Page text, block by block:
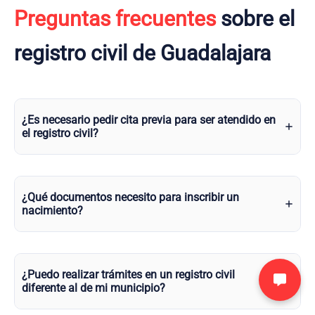
Preguntas frecuentessobre el
registro civil de Guadalajara
¿Es necesario pedir cita previa para ser atendido en
el registro civil?
¿Qué documentos necesito para inscribir un
nacimiento?
¿Puedo realizar trámites en un registro civil
diferente al de mi municipio?